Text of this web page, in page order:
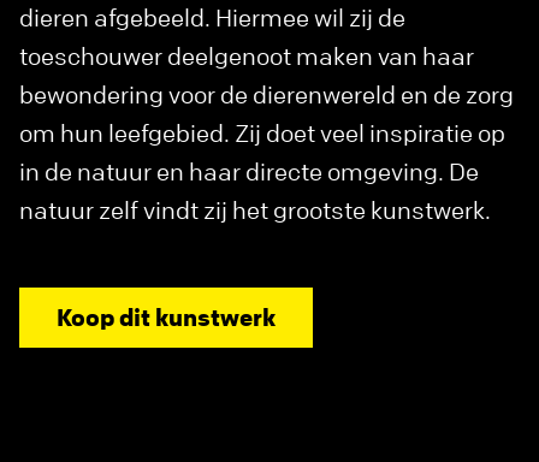
dieren afgebeeld. Hiermee wil zij de
toeschouwer deelgenoot maken van haar
bewondering voor de dierenwereld en de zorg
om hun leefgebied. Zij doet veel inspiratie op
in de natuur en haar directe omgeving. De
natuur zelf vindt zij het grootste kunstwerk.
Koop dit kunstwerk